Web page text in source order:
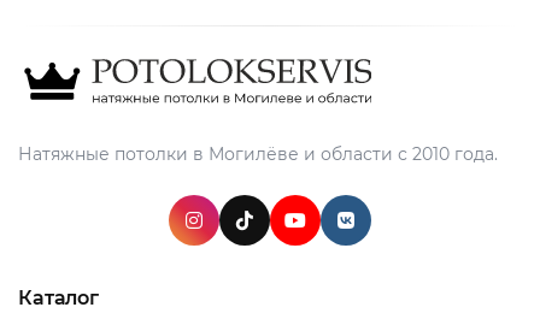
Натяжные потолки в Могилёве и области с 2010 года.
Каталог